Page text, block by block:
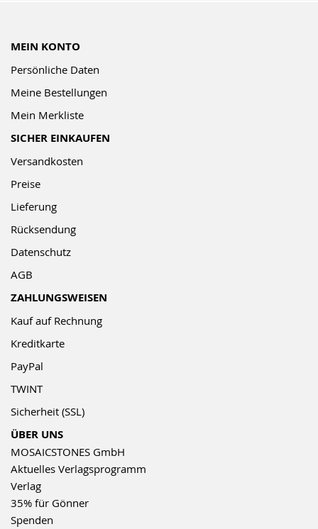
MEIN KONTO
Persönliche Daten
Meine Bestellungen
Mein Merkliste
SICHER EINKAUFEN
Versandkosten
Preise
Lieferung
Rücksendung
Datenschutz
AGB
ZAHLUNGSWEISEN
Kauf auf Rechnung
Kreditkarte
PayPal
TWINT
Sicherheit (SSL)
ÜBER UNS
MOSAICSTONES GmbH
Aktuelles Verlagsprogramm
Verlag
35% für Gönner
Spenden